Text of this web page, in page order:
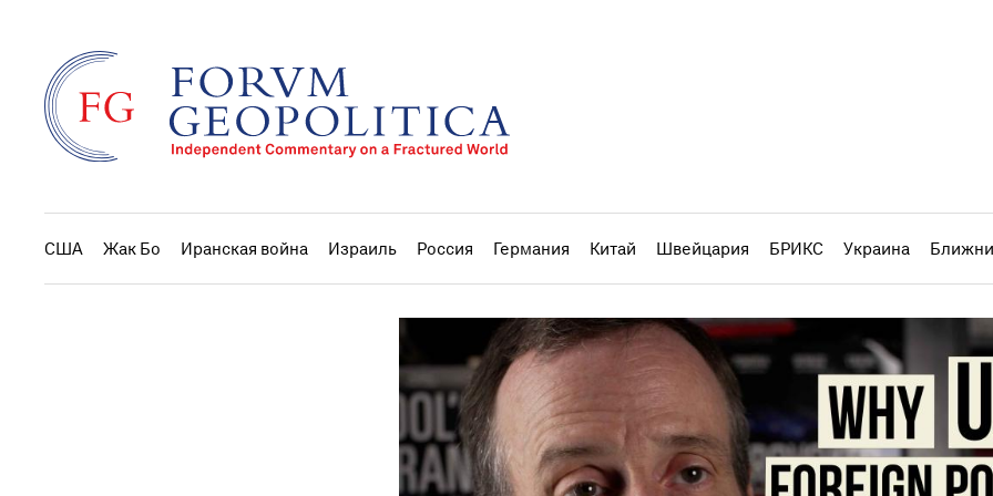
США Жак Бо Иранская война Израиль Россия Германия Китай Швейцария БРИКС Украина